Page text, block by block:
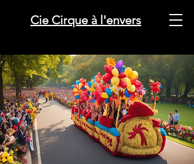
Cie Cirque à l'envers